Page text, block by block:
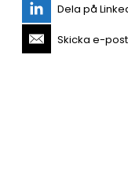
Dela på
Skicka e-post